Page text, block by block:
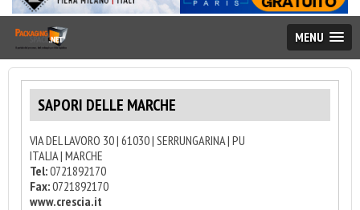
MENU
SAPORI DELLE MARCHE
VIA DEL LAVORO 30 | 61030 | SERRUNGARINA | PU
ITALIA | MARCHE
Tel:0721892170
Fax:0721892170
www.crescia.it